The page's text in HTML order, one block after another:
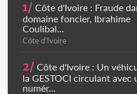
1/ Côte d'Ivoire : Fraude
domaine foncier, Ibrahime
Coulibal...
Côte d'Ivoire
2/ Côte d'Ivoire : Un
la GESTOCI circulant avec
numér...